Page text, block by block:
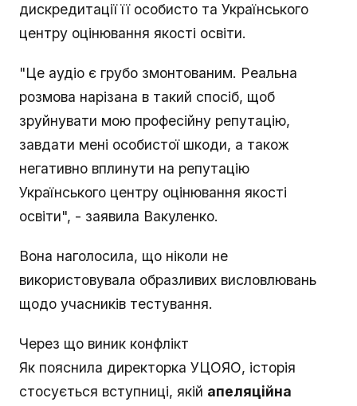
дискредитації її особисто та Українського
центру оцінювання якості освіти.
"Це аудіо є грубо змонтованим. Реальна
розмова нарізана в такий спосіб, щоб
зруйнувати мою професійну репутацію,
завдати мені особистої шкоди, а також
негативно вплинути на репутацію
Українського центру оцінювання якості
освіти", - заявила Вакуленко.
Вона наголосила, що ніколи не
використовувала образливих висловлювань
щодо учасників тестування.
Через що виник конфлікт
Як пояснила директорка УЦОЯО, історія
стосується вступниці, якій апеляційна